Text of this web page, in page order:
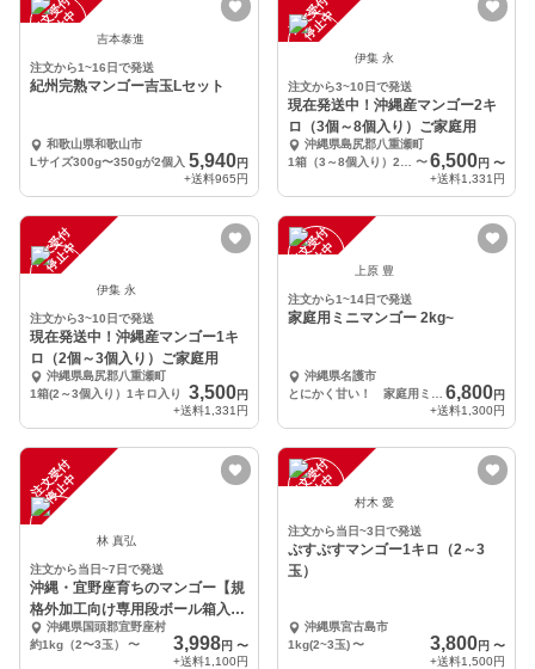
注
文
受
付
停
止
中 吉本泰進
注文から1~16日で発送
紀州完熟マンゴー吉玉Lセット
和歌山県和歌山市
Lサイズ300g〜350gが2個入 5,940円
+送料965円
注
文
受
付
停
止
中
伊集 永
注文から3~10日で発送
現在発送中！沖縄産マンゴー2キ
ロ（3個～8個入り）ご家庭用
沖縄県島尻郡八重瀬町
〜6,500円 〜
+送料1,331円
注
文
受
付
停
止
中
伊集 永
注文から3~10日で発送
現在発送中！沖縄産マンゴー1キ
ロ（2個～3個入り）ご家庭用
沖縄県島尻郡八重瀬町
1箱(2～3個入り）1キロ入り
3,500円
+送料1,331円
注
文
受
付
停
止
中 上原 豊
注文から1~14日で発送
家庭用ミニマンゴー 2kg~
沖縄県名護市
6,800円
+送料1,300円
注
文
受
付
停
止
中
林 真弘
注文から当日~7日で発送
沖縄・宜野座育ちのマンゴー【規
格外加工向け専用段ボール箱入
り、クール便】
沖縄県国頭郡宜野座村
約1kg（2〜3玉）
〜 3,998円 〜
+送料1,100円
注
文
受
付
停
止
中 村木 愛
注文から当日~3日で発送
ぷすぷすマンゴー1キロ（2～3
玉）
沖縄県宮古島市
1kg(2~3玉) 〜 3,800円 〜
+送料1,500円